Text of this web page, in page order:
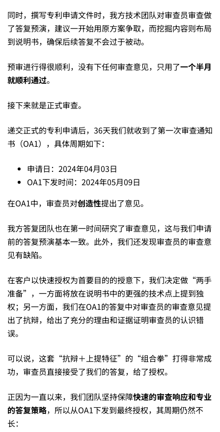
预
审
顺
利
通
过，
正
式
审
查
一
次
答
同时，撰写专利申请文件时，我方技术团队对审查员审查做
了答复预演，建议一开始用原方案争取，而挖掘内容则布局
到说明书，确保后续答复不会过于被动。
预审进行得很顺利，没有下任何审查意见，只用了一个半月
就顺利通过。
接下来就是正式审查。
递交正式的专利申请后，36天我们就收到了第一次审查通知
书（OA1），具体周期如下：
申请日：2024年04月03日
OA1下发时间：2024年05月09日
在OA1中，审查员对创造性提出了意见。
我方答复团队也在第一时间研究了审查意见，这与我们申请
前的答复预演基本一致。此外，我们还发现审查员的审查意
见有缺陷。
在客户以快速授权为首要目的的授意下，我们决定做“两手
准备”，一方面将放在说明书中的更强的技术点上提到独
权；另一方面，我们在OA1的答复中对审查员的审查意见提
出了抗辩，给出了充分的理由和证据证明审查员的认识错
误。
可以说，这套“抗辩＋上提特征”的“组合拳”打得非常成
功，审查员直接接受了我们的答复，给了授权。
正因为一直以来，我们团队坚持保障快速的审查响应和专业
的答复策略，所以从OA1下发到最终授权，其周期仍然不
长：